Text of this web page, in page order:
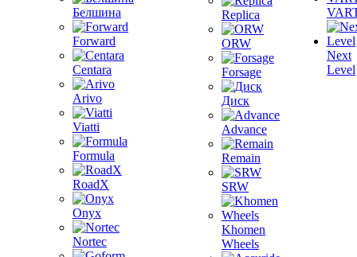
Белшина
Forward
Centara
Arivo
Viatti
Formula
RoadX
Onyx
Nortec
Replica
ORW
Forsage
Диск
Advance
Remain
SRW
Khomen
Wheels
Next
Level